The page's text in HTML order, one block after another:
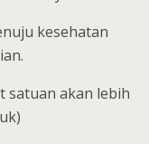
kesehatan
satuan akan lebih